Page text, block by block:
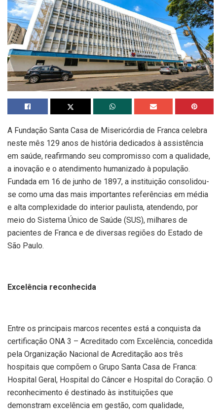
A Fundação Santa Casa de Misericórdia de Franca celebra
neste mês 129 anos de história dedicados à assistência
em saúde, reafirmando seu compromisso com a qualidade,
a inovação e o atendimento humanizado à população.
Fundada em 16 de junho de 1897, a instituição consolidou-
se como uma das mais importantes referências em média
e alta complexidade do interior paulista, atendendo, por
meio do Sistema Único de Saúde (SUS), milhares de
pacientes de Franca e de diversas regiões do Estado de
São Paulo.
Excelência reconhecida
Entre os principais marcos recentes está a conquista da
certificação ONA 3 – Acreditado com Excelência, concedida
pela Organização Nacional de Acreditação aos três
hospitais que compõem o Grupo Santa Casa de Franca:
Hospital Geral, Hospital do Câncer e Hospital do Coração. O
reconhecimento é destinado às instituições que
demonstram excelência em gestão, com qualidade,